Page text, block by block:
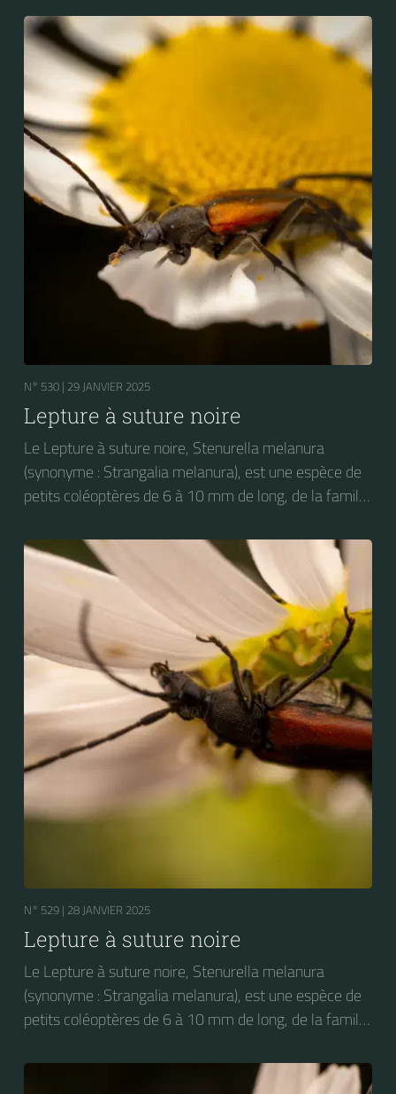
N° 530 | 29 JANVIER 2025
Lepture à suture noire
Le Lepture à suture noire, Stenurella melanura
(synonyme : Strangalia melanura), est une espèce de
petits coléoptères de 6 à 10 mm de long, de la famille
famille des Lepturinés.
N° 529 | 28 JANVIER 2025
Lepture à suture noire
Le Lepture à suture noire, Stenurella melanura
(synonyme : Strangalia melanura), est une espèce de
petits coléoptères de 6 à 10 mm de long, de la famille
famille des Lepturinés.